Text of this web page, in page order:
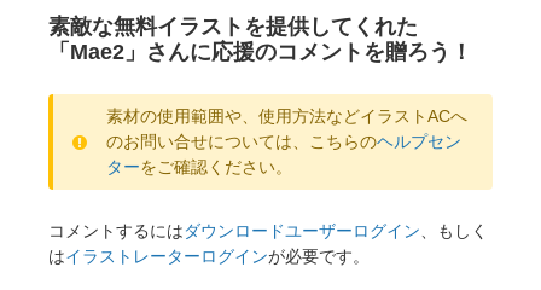
素敵な無料イラストを提供してくれた
「Mae2」さんに応援のコメントを贈ろう！
素材の使用範囲や、使用方法などイラストACへ
のお問い合せについては、こちらのヘルプセン
ターをご確認ください。
コメントするにはダウンロードユーザーログイン、もしく
はイラストレーターログインが必要です。